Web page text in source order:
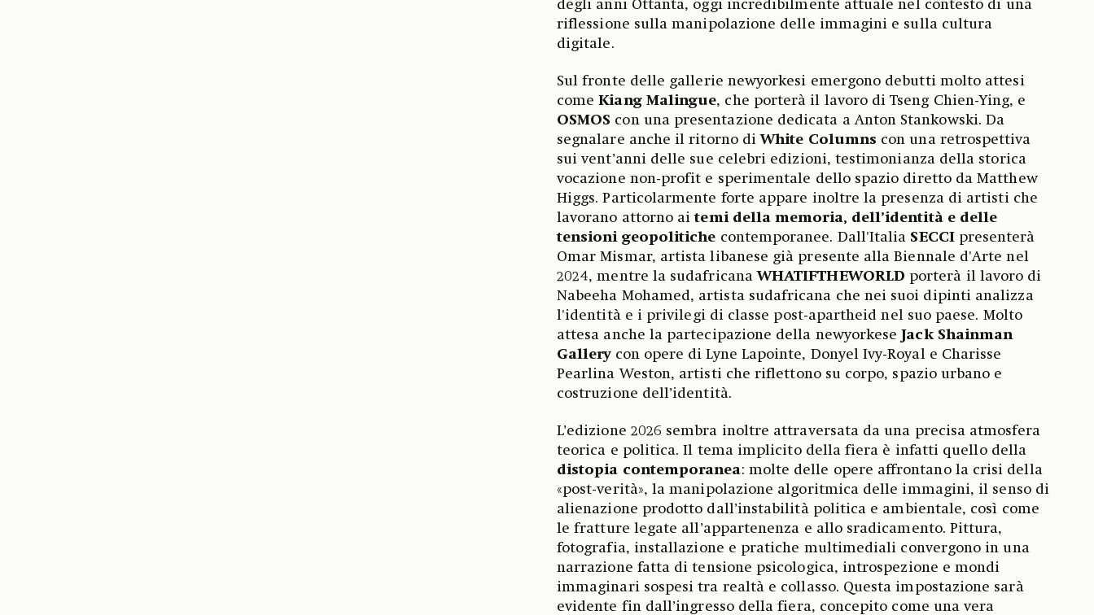
degli anni Ottanta, oggi incredibilmente attuale nel contesto di una
riflessione sulla manipolazione delle immagini e sulla cultura
digitale.
Sul fronte delle gallerie newyorkesi emergono debutti molto attesi
comeKiang Malingue, che porterà il lavoro di Tseng Chien-Ying, e
OSMOS con una presentazione dedicata a Anton Stankowski. Da
segnalare anche il ritorno diWhite Columns con una retrospettiva
sui vent’anni delle sue celebri edizioni, testimonianza della storica
vocazione non-profit e sperimentale dello spazio diretto da Matthew
Higgs. Particolarmente forte appare inoltre la presenza di artisti che
lavorano attorno aitemi della memoria, dell’identità e delle
tensioni geopolitiche contemporanee. Dall'Italia SECCI presenterà
Omar Mismar, artista libanese già presente alla Biennale d'Arte nel
2024, mentre la sudafricanaWHATIFTHEWORLD porterà il lavoro di
Nabeeha Mohamed, artista sudafricana che nei suoi dipinti analizza
l'identità e i privilegi di classe post-apartheid nel suo paese. Molto
attesa anche la partecipazione della newyorkese Jack Shainman
Gallery con opere di Lyne Lapointe, Donyel Ivy-Royal e Charisse
Pearlina Weston, artisti che riflettono su corpo, spazio urbano e
costruzione dell’identità.
L’edizione 2026 sembra inoltre attraversata da una precisa atmosfera
teorica e politica. Il tema implicito della fiera è infatti quello della
distopia contemporanea: molte delle opere affrontano la crisi della
«post-verità», la manipolazione algoritmica delle immagini, il senso di
alienazione prodotto dall’instabilità politica e ambientale, così come
le fratture legate all’appartenenza e allo sradicamento. Pittura,
fotografia, installazione e pratiche multimediali convergono in una
narrazione fatta di tensione psicologica, introspezione e mondi
immaginari sospesi tra realtà e collasso. Questa impostazione sarà
evidente fin dall’ingresso della fiera, concepito come una vera